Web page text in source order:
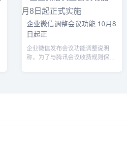
企业微信调整会议功能 10月8
日起正
企业微信发布会议功能调整说明
称，为了与腾讯会议收费规则保持